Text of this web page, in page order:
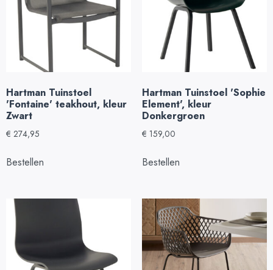
Hartman Tuinstoel
'Fontaine' teakhout, kleur
Zwart
€ 274,95
Bestellen
Hartman Tuinstoel 'Sophie
Element', kleur
Donkergroen
€ 159,00
Bestellen